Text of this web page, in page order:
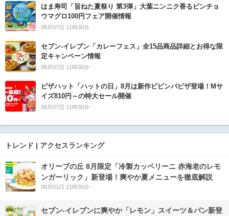
はま寿司「旨ねた夏祭り 第3弾」大葉ニンニク香るビンチョ
ウマグロ100円フェア開催情報
08月07日 11時30分
セブン‐イレブン「カレーフェス」全15品商品詳細とお得な限
定キャンペーン情報
08月07日 11時30分
ピザハット「ハットの日」8月は新作ビビンバピザ登場！Mサ
イズ810円～の特大セール開催
08月07日 11時30分
トレンド | アクセスランキング
オリーブの丘 8月限定「冷製カッペリーニ 赤海老のレモ
ンガーリック」新登場！爽やか夏メニューを徹底解説
08月01日 11時30分
セブン‐イレブンに爽やか「レモン」スイーツ＆パン新登